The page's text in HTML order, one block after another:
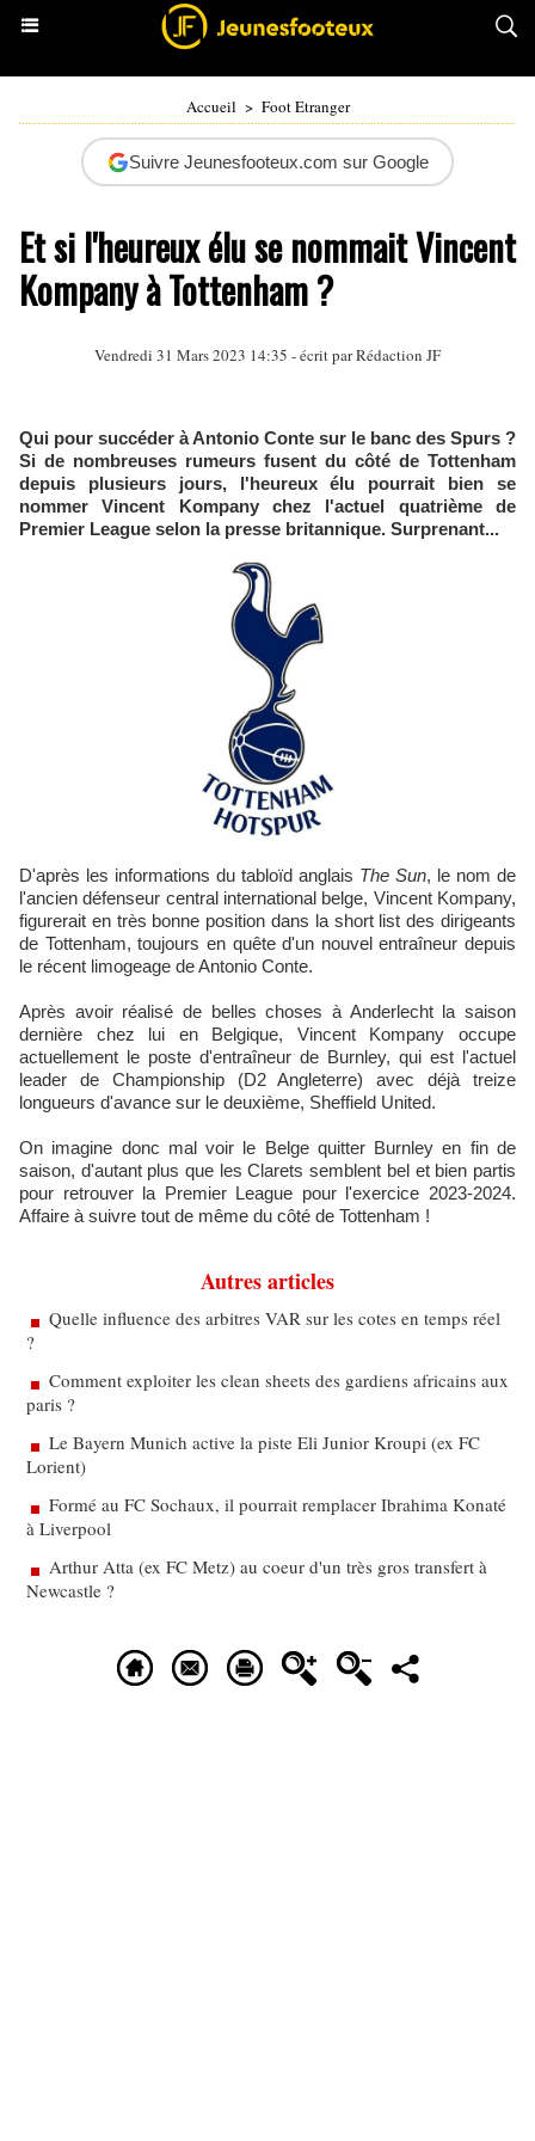
Accueil > Foot Etranger
Suivre Jeunesfooteux.com sur Google
Et si l'heureux élu se nommait Vincent
Kompany à Tottenham ?
Vendredi 31 Mars 2023 14:35 - écrit par Rédaction JF
Qui pour succéder à Antonio Conte sur le banc des Spurs ?
Si de nombreuses rumeurs fusent du côté de Tottenham
depuis plusieurs jours, l'heureux élu pourrait bien se
nommer Vincent Kompany chez l'actuel quatrième de
Premier League selon la presse britannique. Surprenant...
D'après les informations du tabloïd anglais The Sun, le nom de
l'ancien défenseur central international belge, Vincent Kompany,
figurerait en très bonne position dans la short list des dirigeants
de Tottenham, toujours en quête d'un nouvel entraîneur depuis
le récent limogeage de Antonio Conte.
Après avoir réalisé de belles choses à Anderlecht la saison
dernière chez lui en Belgique, Vincent Kompany occupe
actuellement le poste d'entraîneur de Burnley, qui est l'actuel
leader de Championship (D2 Angleterre) avec déjà treize
longueurs d'avance sur le deuxième, Sheffield United.
On imagine donc mal voir le Belge quitter Burnley en fin de
saison, d'autant plus que les Clarets semblent bel et bien partis
pour retrouver la Premier League pour l'exercice 2023-2024.
Affaire à suivre tout de même du côté de Tottenham !
Autres articles
Quelle influence des arbitres VAR sur les cotes en temps réel
?
Comment exploiter les clean sheets des gardiens africains aux
paris ?
Le Bayern Munich active la piste Eli Junior Kroupi (ex FC
Lorient)
Formé au FC Sochaux, il pourrait remplacer Ibrahima Konaté
à Liverpool
Arthur Atta (ex FC Metz) au coeur d'un très gros transfert à
Newcastle ?